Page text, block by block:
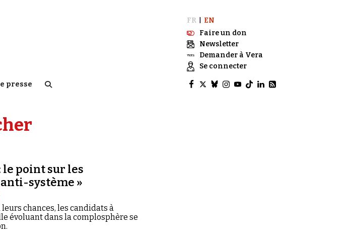
presse
FR
EN
Faire un don
Newsletter
Demander à Vera
Se connecter
point sur les
système »
chances, les candidats à
évoluant dans la complosphère se